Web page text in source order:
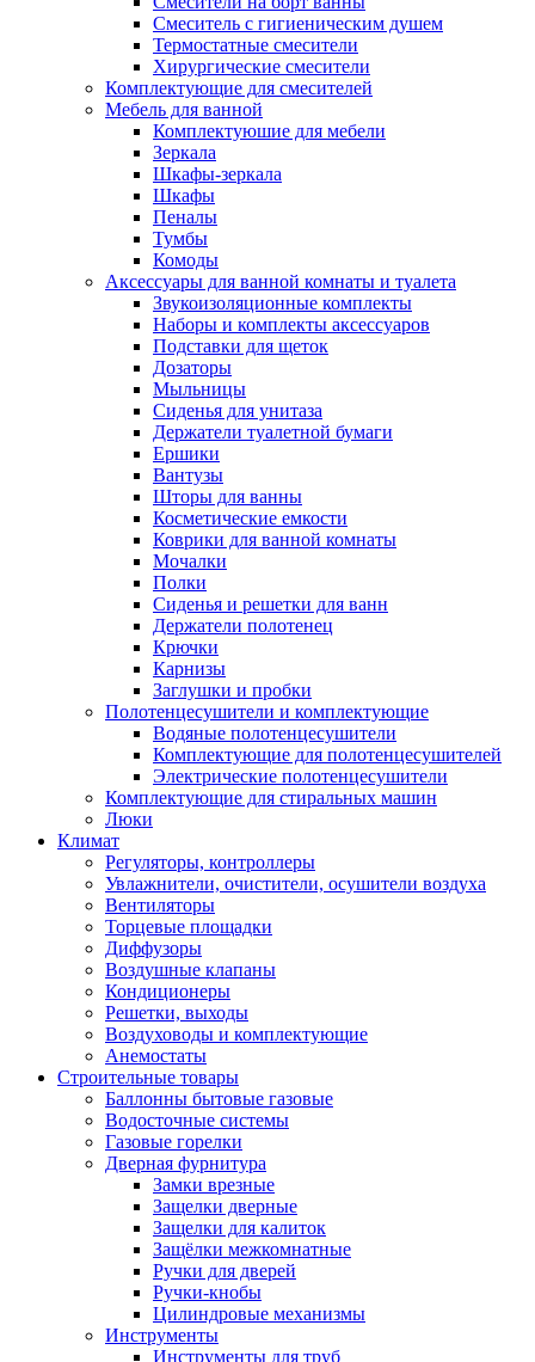
Смеситель с гигиеническим душем
Термостатные смесители
Хирургические смесители
Комплектующие для смесителей
Мебель для ванной
Комплектуюшие для мебели
Зеркала
Шкафы-зеркала
Шкафы
Пеналы
Тумбы
Комоды
Аксессуары для ванной комнаты и туалета
Звукоизоляционные комплекты
Наборы и комплекты аксессуаров
Подставки для щеток
Дозаторы
Мыльницы
Сиденья для унитаза
Держатели туалетной бумаги
Ершики
Вантузы
Шторы для ванны
Косметические емкости
Коврики для ванной комнаты
Мочалки
Полки
Сиденья и решетки для ванн
Держатели полотенец
Крючки
Карнизы
Заглушки и пробки
Полотенцесушители и комплектующие
Водяные полотенцесушители
Комплектующие для полотенцесушителей
Электрические полотенцесушители
Комплектующие для стиральных машин
Люки
Климат
Регуляторы, контроллеры
Увлажнители, очистители, осушители воздуха
Вентиляторы
Торцевые площадки
Диффузоры
Воздушные клапаны
Кондиционеры
Решетки, выходы
Воздуховоды и комплектующие
Анемостаты
Строительные товары
Баллонны бытовые газовые
Водосточные системы
Газовые горелки
Дверная фурнитура
Замки врезные
Защелки дверные
Защелки для калиток
Защёлки межкомнатные
Ручки для дверей
Ручки-кнобы
Цилиндровые механизмы
Инструменты
Инструменты для труб